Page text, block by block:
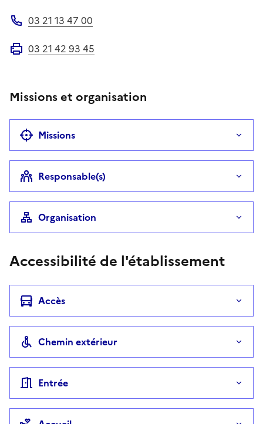
03 21 13 47 00
03 21 42 93 45
Missions et organisation
Missions
Responsable(s)
Organisation
Accessibilité de l'établissement
Accès
Chemin extérieur
Entrée